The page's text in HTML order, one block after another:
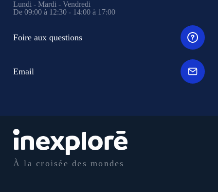
À la croisée des mondes
Lundi - Mardi - Vendredi
De 09:00 à 12:30 - 14:00 à 17:00
Foire aux questions
Email